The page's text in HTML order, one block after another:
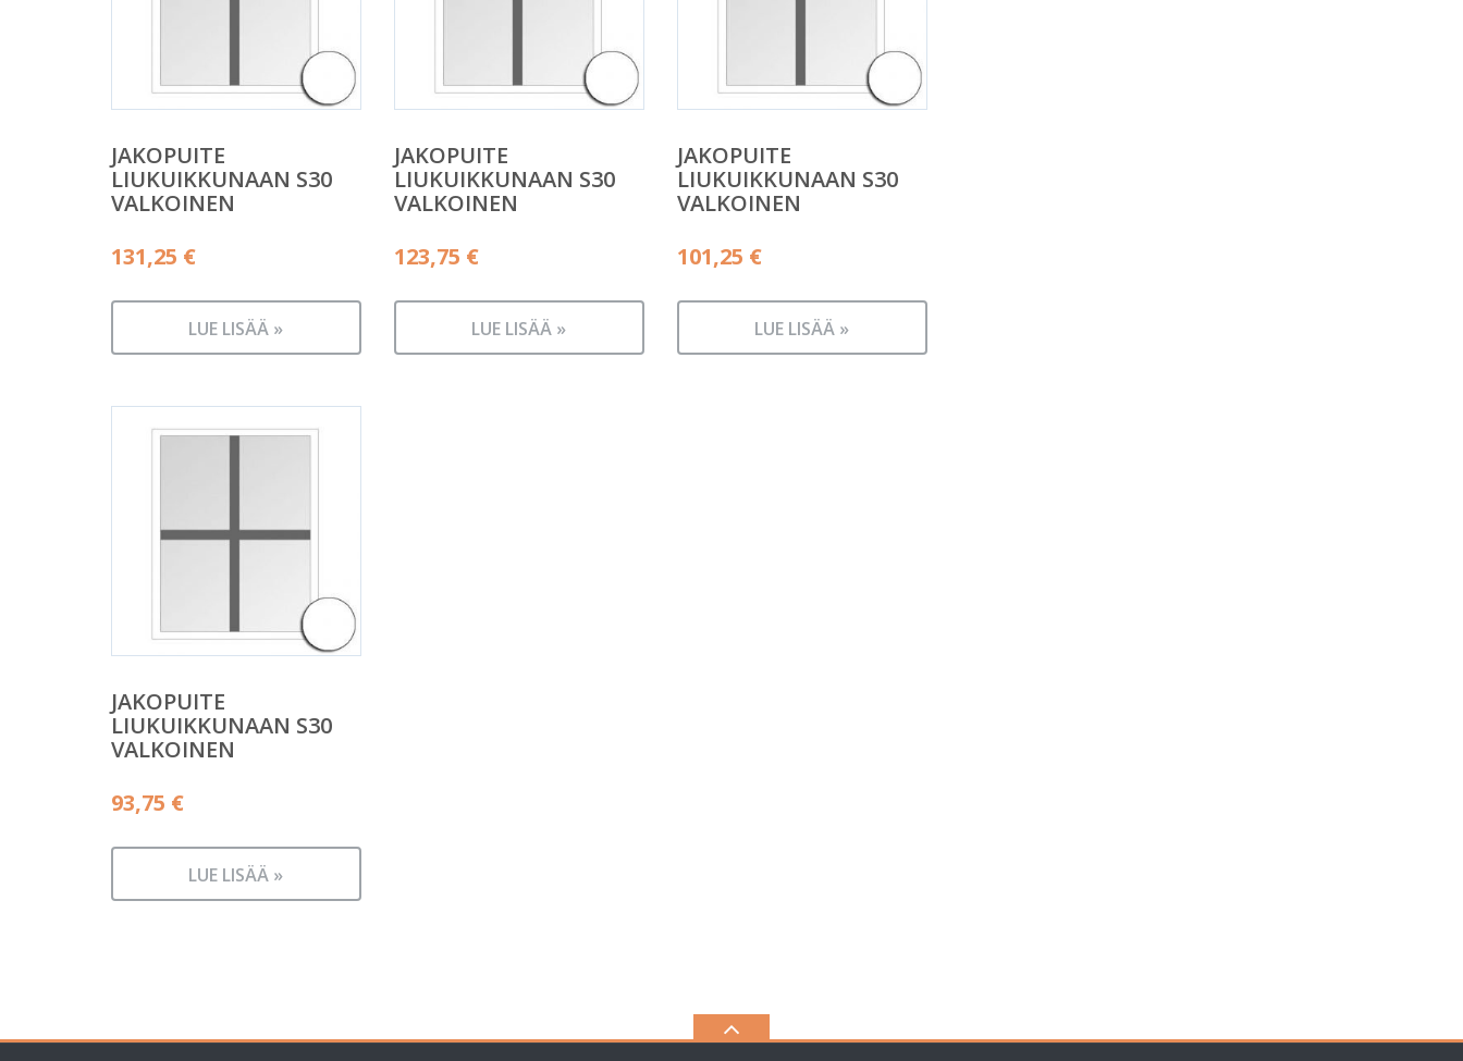
JAKOPUITE
LIUKUIKKUNAAN S30
VALKOINEN
131,25 €
LUE LISÄÄ »
JAKOPUITE
LIUKUIKKUNAAN S30
VALKOINEN
123,75 €
LUE LISÄÄ »
JAKOPUITE
LIUKUIKKUNAAN S30
VALKOINEN
101,25 €
LUE LISÄÄ »
JAKOPUITE
LIUKUIKKUNAAN S30
VALKOINEN
93,75 €
LUE LISÄÄ »